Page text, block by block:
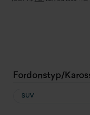
Fordonstyp/
SUV